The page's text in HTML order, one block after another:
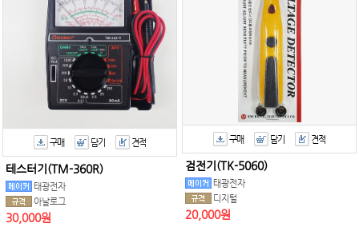
구매 담기 견적
테스터기(TM-360R)
태광전자
아날로그
30,000원
구매 담기 견적
검전기(TK-5060)
태광전자
디지털
20,000원